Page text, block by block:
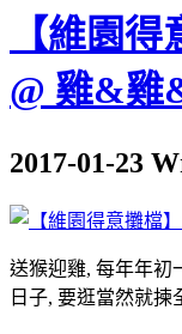
【維園
@ 雞&雞
2017-01-23
送猴迎雞, 每年年初
日子, 要逛當然就揀